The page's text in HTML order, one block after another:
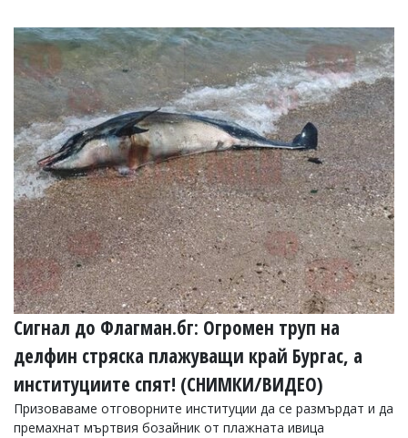
Сигнал до Флагман.бг: Огромен труп на
делфин стряска плажуващи край Бургас, а
институциите спят! (СНИМКИ/ВИДЕО)
Призоваваме отговорните институции да се размърдат и да
премахнат мъртвия бозайник от плажната ивица